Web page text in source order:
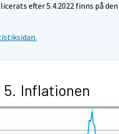
efter 5.4.2022 finns på
5. Inflationen